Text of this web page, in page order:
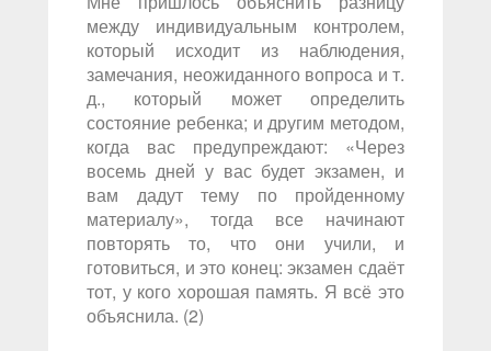
между индивидуальным контролем,
который исходит из наблюдения,
замечания, неожиданного вопроса и т.
д., который может определить
состояние ребенка; и другим методом,
когда вас предупреждают: «Через
восемь дней у вас будет экзамен, и
вам дадут тему по пройденному
материалу», тогда все начинают
повторять то, что они учили, и
готовиться, и это конец: экзамен сдаёт
тот, у кого хорошая память. Я всё это
объяснила. (2)